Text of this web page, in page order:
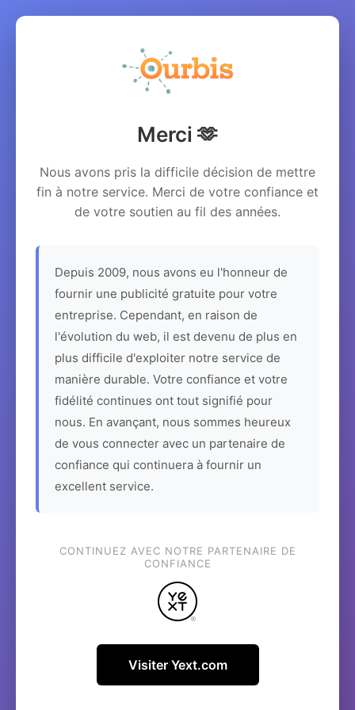
Merci 🫶
Nous avons pris la difficile décision de mettre
fin à notre service. Merci de votre confiance et
de votre soutien au fil des années.
Depuis 2009, nous avons eu l'honneur de
fournir une publicité gratuite pour votre
entreprise. Cependant, en raison de
l'évolution du web, il est devenu de plus en
plus difficile d'exploiter notre service de
manière durable. Votre confiance et votre
fidélité continues ont tout signifié pour
nous. En avançant, nous sommes heureux
de vous connecter avec un partenaire de
confiance qui continuera à fournir un
excellent service.
CONTINUEZ AVEC NOTRE PARTENAIRE DE
CONFIANCE
Visiter Yext.com